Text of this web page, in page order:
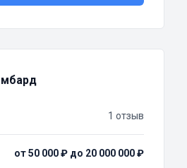
1 отзыв
от 50 000 ₽ до 20 000 000 ₽